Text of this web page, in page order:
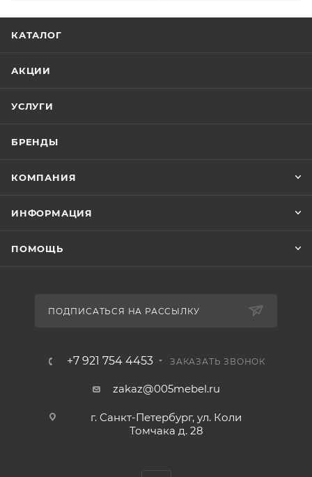
КАТАЛОГ
АКЦИИ
УСЛУГИ
БРЕНДЫ
КОМПАНИЯ
ИНФОРМАЦИЯ
ПОМОЩЬ
ПОДПИСАТЬСЯ НА РАССЫЛКУ
+7 921 754 4453 ЗАКАЗАТЬ ЗВОНОК
zakaz@005mebel.ru
г. Санкт-Петербург, ул. Коли
Томчака д. 28